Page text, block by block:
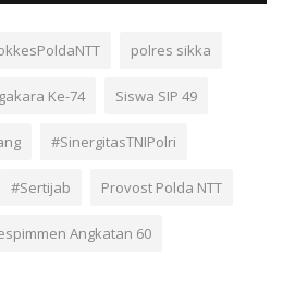
polres sikka
Ke-74 Siswa SIP 49
#SinergitasTNIPolri
#Sertijab Provost Polda NTT
Angkatan 60